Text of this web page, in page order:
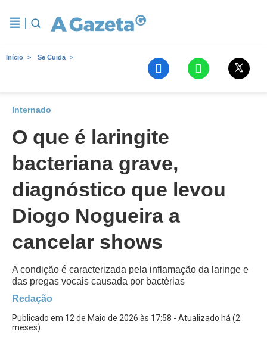
Início Se Cuida
Internado
O que é laringite
bacteriana grave,
diagnóstico que levou
Diogo Nogueira a
cancelar shows
A condição é caracterizada pela inflamação da laringe e
das pregas vocais causada por bactérias
Redação
Publicado em 12 de Maio de 2026 às 17:58 - Atualizado há (2
meses)